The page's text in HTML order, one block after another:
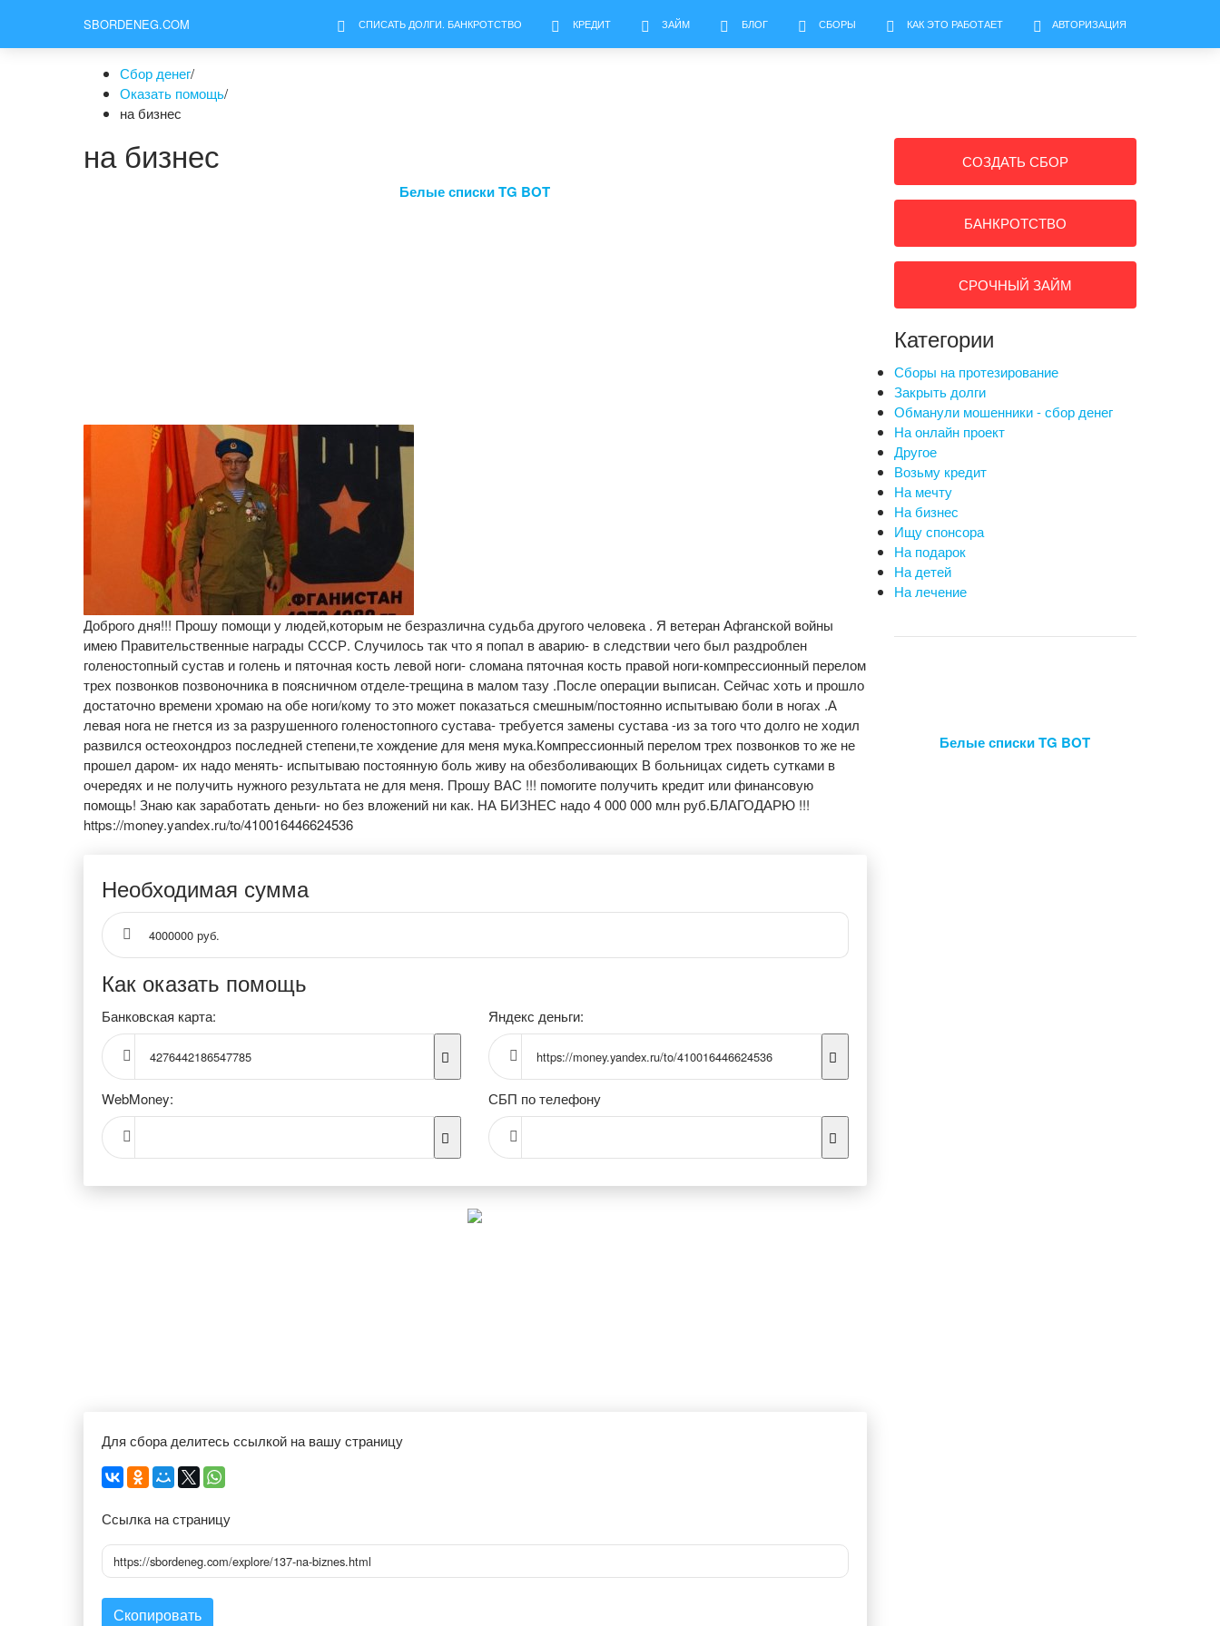
SBORDENEG.COM СПИСАТЬ ДОЛГИ. БАНКРОТСТВО КРЕДИТ ЗАЙМ БЛОГ СБОРЫ КАК ЭТО РАБОТАЕТ АВТОРИЗАЦИЯ
Сбор денег/
Оказать помощь/
на бизнес
на бизнес
Белые списки TG BOT
Доброго дня!!! Прошу помощи у людей,которым не безразлична судьба другого человека . Я ветеран Афганской войны
имею Правительственные награды СССР. Случилось так что я попал в аварию- в следствии чего был раздроблен
голеностопный сустав и голень и пяточная кость левой ноги- сломана пяточная кость правой ноги-компрессионный перелом
трех позвонков позвоночника в поясничном отделе-трещина в малом тазу .После операции выписан. Сейчас хоть и прошло
достаточно времени хромаю на обе ноги/кому то это может показаться смешным/постоянно испытываю боли в ногах .А
левая нога не гнется из за разрушенного голеностопного сустава- требуется замены сустава -из за того что долго не ходил
развился остеохондроз последней степени,те хождение для меня мука.Компрессионный перелом трех позвонков то же не
прошел даром- их надо менять- испытываю постоянную боль живу на обезболивающих В больницах сидеть сутками в
очередях и не получить нужного результата не для меня. Прошу ВАС !!! помогите получить кредит или финансовую
помощь! Знаю как заработать деньги- но без вложений ни как. НА БИЗНЕС надо 4 000 000 млн руб.БЛАГОДАРЮ !!!
https://money.yandex.ru/to/410016446624536
Необходимая сумма
4000000 руб.
Как оказать помощь
Банковская карта:
4276442186547785
Яндекс деньги:
https://money.yandex.ru/to/410016446624536
WebMoney: СБП по телефону
Для сбора делитесь ссылкой на вашу страницу
Ссылка на страницу
https://sbordeneg.com/explore/137-na-biznes.html
Скопировать
СОЗДАТЬ СБОР
БАНКРОТСТВО
СРОЧНЫЙ ЗАЙМ
Категории
Сборы на протезирование
Закрыть долги
Обманули мошенники - сбор денег
На онлайн проект
Другое
Возьму кредит
На мечту
На бизнес
Ищу спонсора
На подарок
На детей
На лечение
Белые списки TG BOT